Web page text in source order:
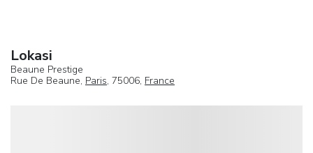
Lokasi
Beaune Prestige
Rue De Beaune, Paris, 75006, France